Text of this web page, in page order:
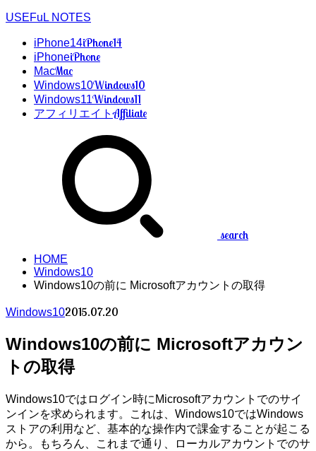
USEFuL NOTES
iPhone14iPhone14
iPhoneiPhone
MacMac
Windows10Windows10
Windows11Windows11
アフィリエイトAffiliate
search
HOME
Windows10
Windows10の前に Microsoftアカウントの取得
Windows102015.07.20
Windows10の前に Microsoftアカウン
トの取得
Windows10ではログイン時にMicrosoftアカウントでのサイ
ンインを求められます。これは、Windows10ではWindows
ストアの利用など、基本的な操作内で課金することが起こる
から。もちろん、これまで通り、ローカルアカウントでのサ